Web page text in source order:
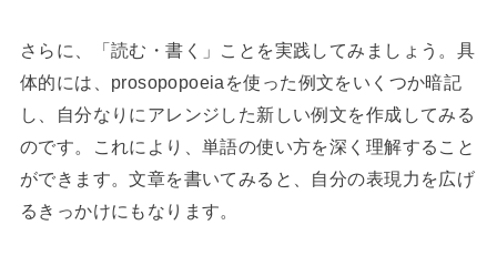
さらに、「読む・書く」ことを実践してみましょう。具
体的には、prosopopoeiaを使った例文をいくつか暗記
し、自分なりにアレンジした新しい例文を作成してみる
のです。これにより、単語の使い方を深く理解すること
ができます。文章を書いてみると、自分の表現力を広げ
るきっかけにもなります。